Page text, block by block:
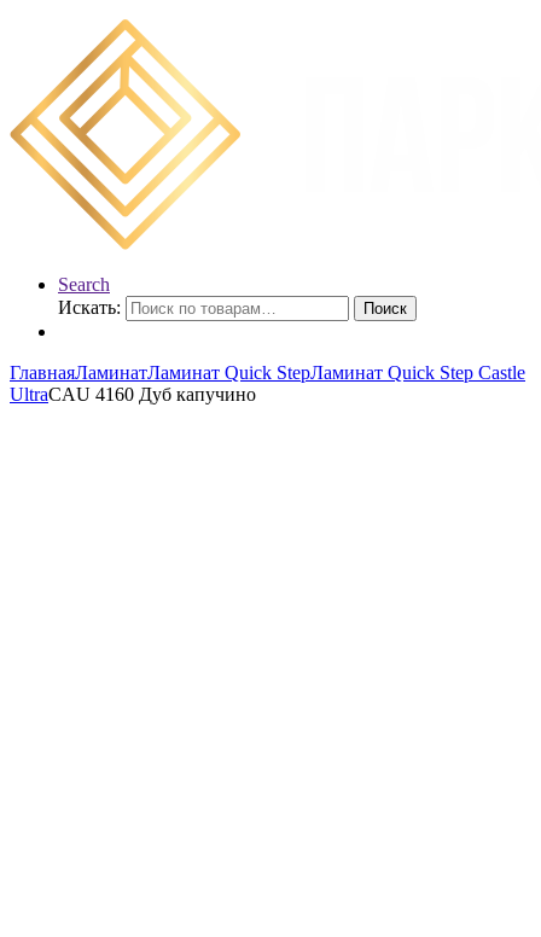
Search
Искать:
Поиск
ГлавнаяЛаминатЛаминат Quick StepЛаминат Quick Step Castle
UltraCAU 4160 Дуб капучино